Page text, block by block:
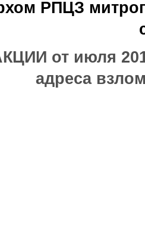
РПЦЗ
от июля
адреса